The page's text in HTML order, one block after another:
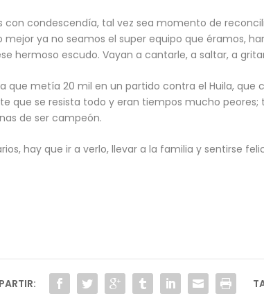
con condescendía, tal vez sea momento de
ya no seamos el super equipo que éramos,
hermoso escudo. Vayan a cantarle, a saltar, a
que metía 20 mil en un partido contra el Huila,
que se resista todo y eran tiempos mucho peores;
de ser campeón.
hay que ir a verlo, llevar a la familia y sentirse